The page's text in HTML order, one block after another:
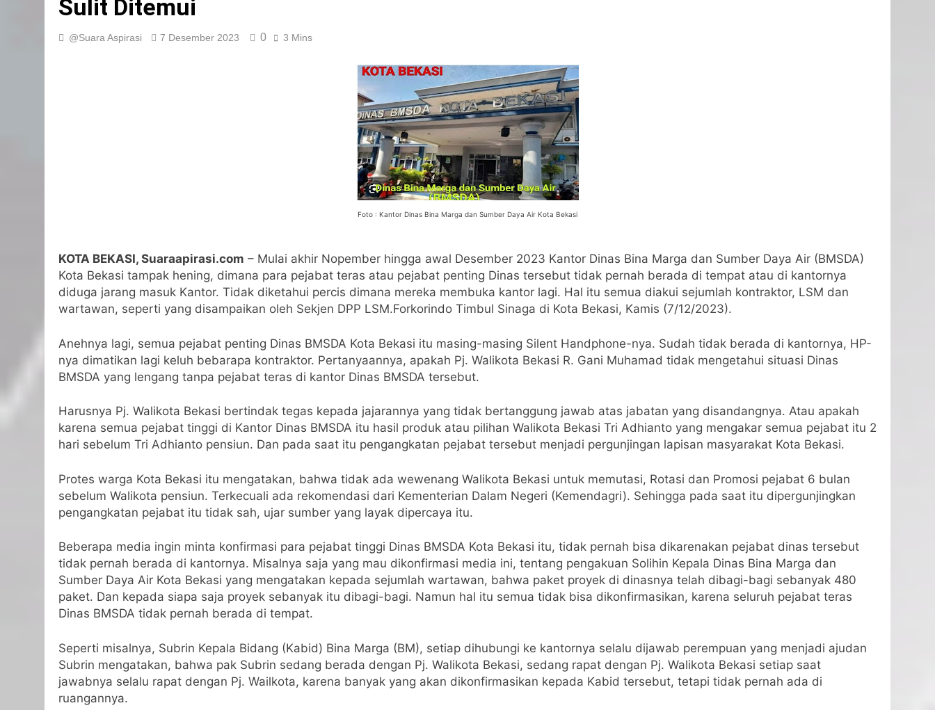
Sulit Ditemui
@Suara Aspirasi 7 Desember 2023 0 3 Mins
Foto : Kantor Dinas Bina Marga dan Sumber Daya Air Kota Bekasi
KOTA BEKASI, Suaraapirasi.com – Mulai akhir Nopember hingga awal Desember 2023 Kantor Dinas Bina Marga dan Sumber Daya Air (BMSDA)
Kota Bekasi tampak hening, dimana para pejabat teras atau pejabat penting Dinas tersebut tidak pernah berada di tempat atau di kantornya
diduga jarang masuk Kantor. Tidak diketahui percis dimana mereka membuka kantor lagi. Hal itu semua diakui sejumlah kontraktor, LSM dan
wartawan, seperti yang disampaikan oleh Sekjen DPP LSM.Forkorindo Timbul Sinaga di Kota Bekasi, Kamis (7/12/2023).
Anehnya lagi, semua pejabat penting Dinas BMSDA Kota Bekasi itu masing-masing Silent Handphone-nya. Sudah tidak berada di kantornya, HP-
nya dimatikan lagi keluh bebarapa kontraktor. Pertanyaannya, apakah Pj. Walikota Bekasi R. Gani Muhamad tidak mengetahui situasi Dinas
BMSDA yang lengang tanpa pejabat teras di kantor Dinas BMSDA tersebut.
Harusnya Pj. Walikota Bekasi bertindak tegas kepada jajarannya yang tidak bertanggung jawab atas jabatan yang disandangnya. Atau apakah
karena semua pejabat tinggi di Kantor Dinas BMSDA itu hasil produk atau pilihan Walikota Bekasi Tri Adhianto yang mengakar semua pejabat itu 2
hari sebelum Tri Adhianto pensiun. Dan pada saat itu pengangkatan pejabat tersebut menjadi pergunjingan lapisan masyarakat Kota Bekasi.
Protes warga Kota Bekasi itu mengatakan, bahwa tidak ada wewenang Walikota Bekasi untuk memutasi, Rotasi dan Promosi pejabat 6 bulan
sebelum Walikota pensiun. Terkecuali ada rekomendasi dari Kementerian Dalam Negeri (Kemendagri). Sehingga pada saat itu dipergunjingkan
pengangkatan pejabat itu tidak sah, ujar sumber yang layak dipercaya itu.
Beberapa media ingin minta konfirmasi para pejabat tinggi Dinas BMSDA Kota Bekasi itu, tidak pernah bisa dikarenakan pejabat dinas tersebut
tidak pernah berada di kantornya. Misalnya saja yang mau dikonfirmasi media ini, tentang pengakuan Solihin Kepala Dinas Bina Marga dan
Sumber Daya Air Kota Bekasi yang mengatakan kepada sejumlah wartawan, bahwa paket proyek di dinasnya telah dibagi-bagi sebanyak 480
paket. Dan kepada siapa saja proyek sebanyak itu dibagi-bagi. Namun hal itu semua tidak bisa dikonfirmasikan, karena seluruh pejabat teras
Dinas BMSDA tidak pernah berada di tempat.
Seperti misalnya, Subrin Kepala Bidang (Kabid) Bina Marga (BM), setiap dihubungi ke kantornya selalu dijawab perempuan yang menjadi ajudan
Subrin mengatakan, bahwa pak Subrin sedang berada dengan Pj. Walikota Bekasi, sedang rapat dengan Pj. Walikota Bekasi setiap saat
jawabnya selalu rapat dengan Pj. Wailkota, karena banyak yang akan dikonfirmasikan kepada Kabid tersebut, tetapi tidak pernah ada di
ruangannya.